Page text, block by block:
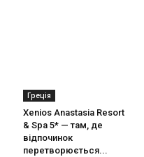
Греція
Xenios Anastasia Resort
& Spa 5* — там, де
відпочинок
перетворюється...